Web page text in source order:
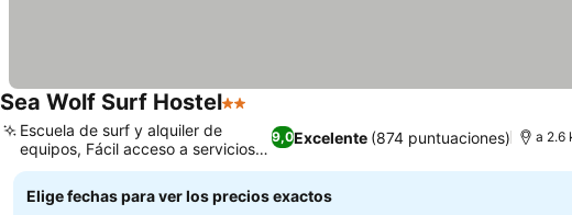
Sea Wolf Surf Hostel2 Estrellas
9,0Excelente (874 puntuaciones)
Escuela de surf y alquiler de
equipos, Fácil acceso a servicios
locales
a 2.6
Elige fechas para ver los precios exactos